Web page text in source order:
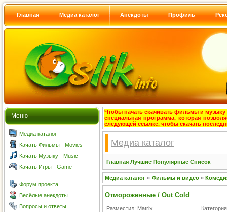
Главная Медиа каталог Анекдоты Профиль
Меню
Медиа каталог
Качать Фильмы - Movies
Качать Музыку - Music
Качать Игры - Game
Форум проекта
Весёлые анекдоты
Вопросы и ответы
Чтобы начать скачивать фильмы и музыку
специальная программа, которая
следующей ссылке, чтобы скачать
Медиа каталог
Главная Лучшие Популярные Список
Медиа каталог » Фильмы и видео »
Отмороженные / Out Cold
Разместил: Matrix